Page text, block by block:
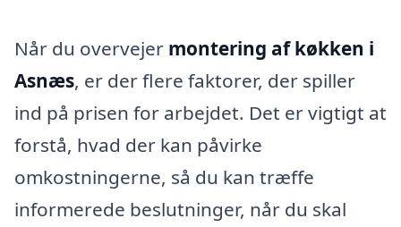
Når du overvejer montering af køkken i
Asnæs, er der flere faktorer, der spiller
ind på prisen for arbejdet. Det er vigtigt at
forstå, hvad der kan påvirke
omkostningerne, så du kan træffe
informerede beslutninger, når du skal